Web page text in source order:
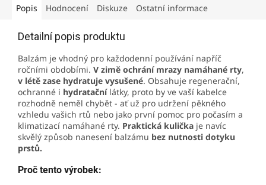
Popis Hodnocení Diskuze Ostatní informace
Detailní popis produktu
Balzám je vhodný pro každodenní používání napříč
ročními obdobími. V zimě ochrání mrazy namáhané rty,
v létě zase hydratuje vysušené. Obsahuje regenerační,
ochranné i hydratačnílátky, proto by ve vaší kabelce
rozhodně neměl chybět - ať už pro udržení pěkného
vzhledu vašich rtů nebo jako první pomoc pro počasím a
klimatizací namáhané rty. Praktická kulička je navíc
skvělý způsob nanesení balzámu bez nutnosti dotyku
prstů.
Proč tento výrobek: